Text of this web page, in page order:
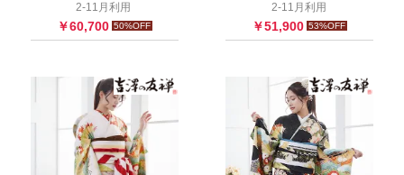
2-11月利用
￥60,700 50%OFF
2-11月利用
￥51,900 53%OFF